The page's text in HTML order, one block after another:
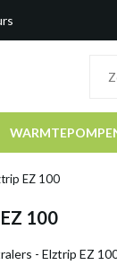
EZ 100
100
- Elztrip EZ